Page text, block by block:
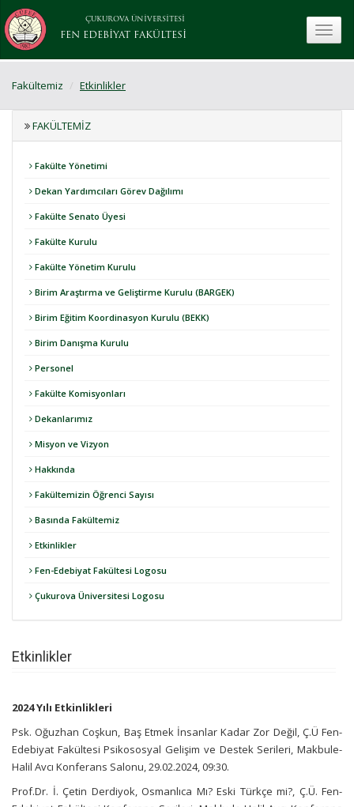
ÇUKUROVA ÜNİVERSİTESİ
FEN EDEBİYAT FAKÜLTESİ
Fakültemiz Etkinlikler
FAKÜLTEMIZ
Fakülte Yönetimi
Dekan Yardımcıları Görev Dağılımı
Fakülte Senato Üyesi
Fakülte Kurulu
Fakülte Yönetim Kurulu
Birim Araştırma ve Geliştirme Kurulu (BARGEK)
Birim Eğitim Koordinasyon Kurulu (BEKK)
Birim Danışma Kurulu
Personel
Fakülte Komisyonları
Dekanlarımız
Misyon ve Vizyon
Hakkında
Fakültemizin Öğrenci Sayısı
Basında Fakültemiz
Etkinlikler
Fen-Edebiyat Fakültesi Logosu
Çukurova Üniversitesi Logosu
Etkinlikler
2024 Yılı Etkinlikleri
Psk. Oğuzhan Coşkun, Baş Etmek İnsanlar Kadar Zor Değil, Ç.Ü Fen-
Edebiyat Fakültesi Psikososyal Gelişim ve Destek Serileri, Makbule-
Halil Avcı Konferans Salonu, 29.02.2024, 09:30.
Prof.Dr. İ. Çetin Derdiyok, Osmanlıca Mı? Eski Türkçe mi?, Ç.Ü. Fen-